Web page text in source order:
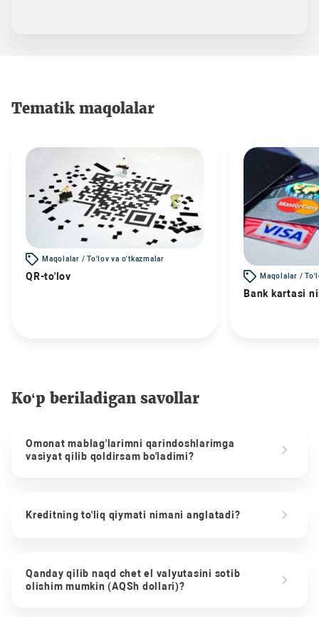
Tematik maqolalar
Maqolalar / To'lov va o'tkazmalar
QR-to'lov Maqolalar /
Bank kartasi
Ko‘p beriladigan savollar
Omonat mablag'larimni qarindoshlarimga
vasiyat qilib qoldirsam bo'ladimi?
Kreditning to'liq qiymati nimani anglatadi?
Qanday qilib naqd chet el valyutasini sotib
olishim mumkin (AQSh dollari)?